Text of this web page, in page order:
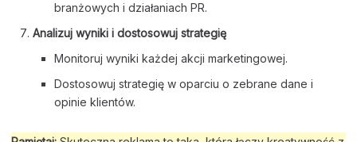
branżowych i działaniach PR.
Analizuj wyniki i dostosowuj strategię
Monitoruj wyniki każdej akcji marketingowej.
Dostosowuj strategię w oparciu o zebrane dane i
opinie klientów.